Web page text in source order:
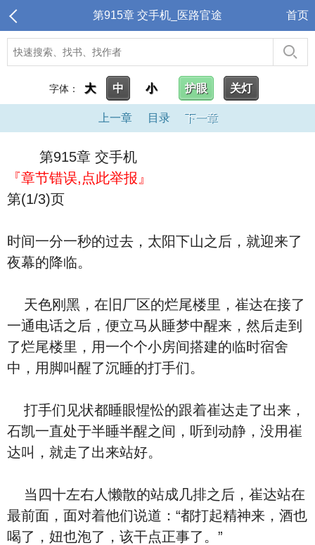
第915章 交手机_医路官途 首页
字体： 大 中 小 护眼 关灯
上一章 目录 下一章
第915章 交手机
『章节错误,点此举报』
第(1/3)页
时间一分一秒的过去，太阳下山之后，就迎来了
夜幕的降临。
天色刚黑，在旧厂区的烂尾楼里，崔达在接了
一通电话之后，便立马从睡梦中醒来，然后走到
了烂尾楼里，用一个个小房间搭建的临时宿舍
中，用脚叫醒了沉睡的打手们。
打手们见状都睡眼惺忪的跟着崔达走了出来，
石凯一直处于半睡半醒之间，听到动静，没用崔
达叫，就走了出来站好。
当四十左右人懒散的站成几排之后，崔达站在
最前面，面对着他们说道：“都打起精神来，酒也
喝了，妞也泡了，该干点正事了。”